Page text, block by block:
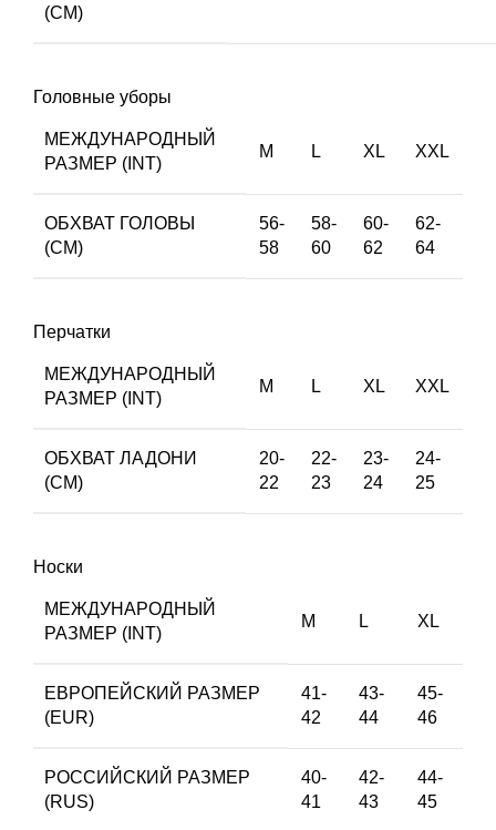
(СМ)
Головные уборы
МЕЖДУНАРОДНЫЙ
РАЗМЕР (INT)
M L XL XXL
ОБХВАТ ГОЛОВЫ
(СМ)
56-
58
58-
60
60-
62
62-
64
Перчатки
МЕЖДУНАРОДНЫЙ
РАЗМЕР (INT)
M L XL XXL
ОБХВАТ ЛАДОНИ
(СМ)
20-
22
22-
23
23-
24
24-
25
Носки
МЕЖДУНАРОДНЫЙ
РАЗМЕР (INT)
M L XL
ЕВРОПЕЙСКИЙ РАЗМЕР
(EUR)
41-
42
43-
44
45-
46
РОССИЙСКИЙ РАЗМЕР
(RUS)
40-
41
42-
43
44-
45